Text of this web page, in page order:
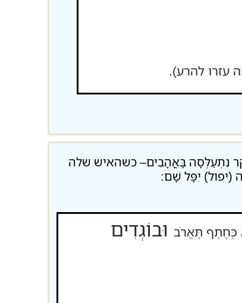
עזרו להרע).
נִתְעַלְּסָה בָּאֳהָבִים– כשהאיש שלה
(יפול) יִפָּל שָׁם:
כְּחֶתֶף תֶּאֱרֹב וּבוֹגְדִים